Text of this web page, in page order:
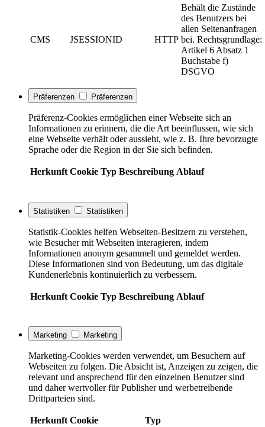
CMS JSESSIONID HTTP
Behält die Zustände
des Benutzers bei
allen Seitenanfragen
bei. Rechtsgrundlage:
Artikel 6 Absatz 1
Buchstabe f)
DSGVO
Präferenzen Präferenzen
Präferenz-Cookies ermöglichen einer Webseite sich an
Informationen zu erinnern, die die Art beeinflussen, wie sich
eine Webseite verhält oder aussieht, wie z. B. Ihre bevorzugte
Sprache oder die Region in der Sie sich befinden.
Herkunft Cookie Typ Beschreibung Ablauf
Statistiken Statistiken
Statistik-Cookies helfen Webseiten-Besitzern zu verstehen,
wie Besucher mit Webseiten interagieren, indem
Informationen anonym gesammelt und gemeldet werden.
Diese Informationen sind von Bedeutung, um das digitale
Kundenerlebnis kontinuierlich zu verbessern.
Herkunft Cookie Typ Beschreibung Ablauf
Marketing Marketing
Marketing-Cookies werden verwendet, um Besuchern auf
Webseiten zu folgen. Die Absicht ist, Anzeigen zu zeigen, die
relevant und ansprechend für den einzelnen Benutzer sind
und daher wertvoller für Publisher und werbetreibende
Drittparteien sind.
Herkunft Cookie Typ